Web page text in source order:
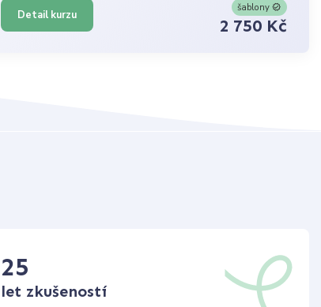
Detail kurzu
šablony
2 750 Kč
25
let zkušeností